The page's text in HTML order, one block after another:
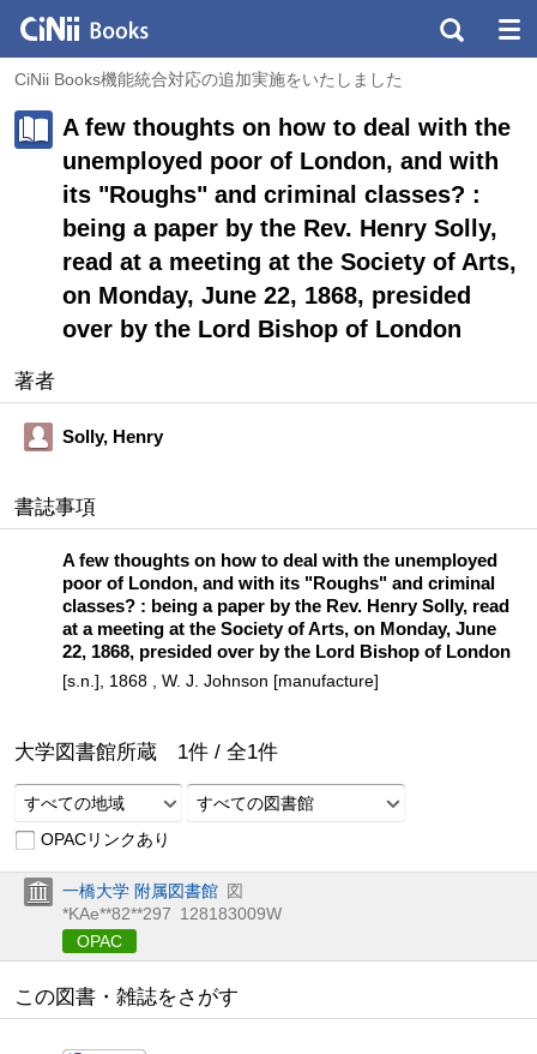
CiNii Books機能統合対応の追加実施をいたしました
A few thoughts on how to deal with the
unemployed poor of London, and with
its "Roughs" and criminal classes? :
being a paper by the Rev. Henry Solly,
read at a meeting at the Society of Arts,
on Monday, June 22, 1868, presided
over by the Lord Bishop of London
著者
Solly, Henry
書誌事項
A few thoughts on how to deal with the unemployed
poor of London, and with its "Roughs" and criminal
classes? : being a paper by the Rev. Henry Solly, read
at a meeting at the Society of Arts, on Monday, June
22, 1868, presided over by the Lord Bishop of London
[s.n.], 1868 , W. J. Johnson [manufacture]
大学図書館所蔵 1件 / 全1件
すべての地域
すべての図書館
OPACリンクあり
一橋大学 附属図書館 図
*KAe**82**297 128183009W
OPAC
この図書・雑誌をさがす